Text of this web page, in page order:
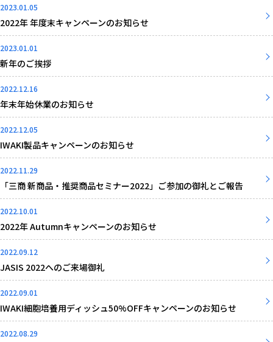
2023.01.05
2022年 年度末キャンペーンのお知らせ
2023.01.01
新年のご挨拶
2022.12.16
年末年始休業のお知らせ
2022.12.05
IWAKI製品キャンペーンのお知らせ
2022.11.29
「三商 新商品・推奨商品セミナー2022」ご参加の御礼とご報告
2022.10.01
2022年 Autumnキャンペーンのお知らせ
2022.09.12
JASIS 2022へのご来場御礼
2022.09.01
IWAKI細胞培養用ディッシュ50%OFFキャンペーンのお知らせ
2022.08.29